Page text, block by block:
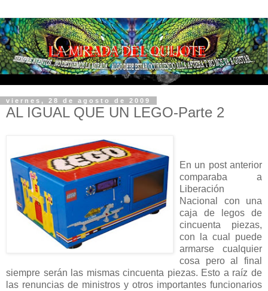
viernes, 28 de agosto de 2009
AL IGUAL QUE UN LEGO-Parte 2
En un post anterior
comparaba a
Liberación
Nacional con una
caja de legos de
cincuenta piezas,
con la cual puede
armarse cualquier
cosa pero al final
siempre serán las mismas cincuenta piezas. Esto a raíz de
las renuncias de ministros y otros importantes funcionarios